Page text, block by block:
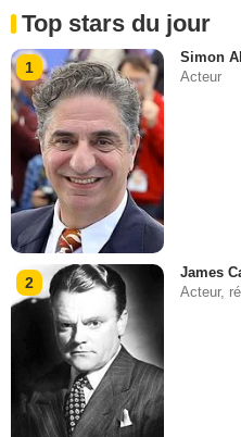
Top stars du jour
1
Simon
Acteur
2
James
Acteur,